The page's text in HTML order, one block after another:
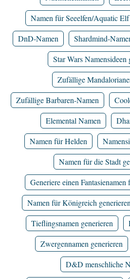
Namen für Seeelfen/Aquatic Elf
DnD-Namen
Shardmind-
Star Wars Namensideen
Zufällige
Zufällige Barbaren-Namen
Elemental Namen
Namen für Helden
Namen für die Stadt
Generiere einen
Namen für Königreich generieren
Tieflingsnamen generieren
Zwergennamen generieren
D&D menschliche